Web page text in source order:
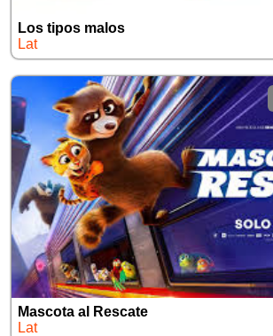
Los tipos malos
Lat
Mascota al Rescate
Lat